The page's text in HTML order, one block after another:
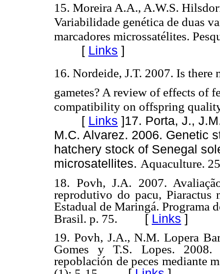
15. Moreira A.A., A.W.S.
Variabilidade genética de duas
marcadores microssatélites.
[ Links ]
16. Nordeide, J.T. 2007. Is there
gametes? A review of effects of
compatibility on offspring
[ Links ]17. Porta, J.,
M.C. Alvarez. 2006. Genetic
hatchery stock of Senegal
microsatellites. Aquaculture.
18. Povh, J.A. 2007.
reprodutivo do pacu, Piaractus
Estadual de Maringá. Programa
Brasil. p. 75. [ Links ]
19. Povh, J.A., N.M. Lopera
Gomes y T.S. Lopes. 2008.
repoblación de peces mediante